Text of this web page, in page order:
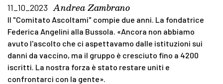
11_10_2023 Andrea Zambrano
Il "Comitato Ascoltami" compie due anni. La fondatrice
Federica Angelini alla Bussola. «Ancora non abbiamo
avuto l'ascolto che ci aspettavamo dalle istituzioni sui
danni da vaccino, ma il gruppo è cresciuto fino a 4200
iscritti. La nostra forza è stato restare uniti e
confrontarci con la gente».